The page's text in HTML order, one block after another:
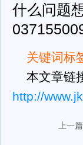
什么问题
关键词标
本文章链
http://
上一篇